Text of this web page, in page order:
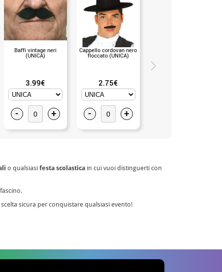
Baffi vintage neri
(UNICA)
3.99€
- +
Cappello cordovan nero
floccato (UNICA)
2.75€
- +
o qualsiasi festa scolastica in cui vuoi distinguerti con
sicura per conquistare qualsiasi evento!